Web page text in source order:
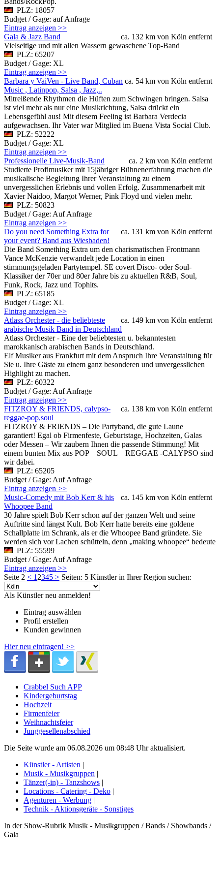
PLZ: 18057
Budget / Gage: auf Anfrage
Eintrag anzeigen >>
ca. 132 km von Köln entfernt
Gala & Jazz Band
Vielseitige und mit allen Wassern gewaschene Top-Band
PLZ: 65207
Budget / Gage: XL
Eintrag anzeigen >>
ca. 54 km von Köln entfernt
Barbara y VaiVen - Live Band, Cuban
Music , Latinpop, Salsa , Jazz,..
Mitreißende Rhythmen die Hüften zum Schwingen bringen. Salsa
ist viel mehr als nur eine Musikrichtung, Salsa drückt ein
Lebensgefühl aus! Mit diesem Feeling ist Barbara Verdecia
aufgewachsen. Ihr Vater war Mitglied im Buena Vista Social Club.
PLZ: 52222
Budget / Gage: XL
Eintrag anzeigen >>
ca. 2 km von Köln entfernt
Professionelle Live-Musik-Band
Studierte Profimusiker mit 15jähriger Bühnenerfahrung machen die
musikalische Begleitung Ihrer Veranstaltung zu einem
unvergesslichen Erlebnis und vollen Erfolg. Zusammenarbeit mit
Xavier Naidoo, Margot Werner, Pink Floyd und vielen mehr.
PLZ: 50823
Budget / Gage: Auf Anfrage
Eintrag anzeigen >>
ca. 131 km von Köln entfernt
Do you need Something Extra for
your event? Band aus Wiesbaden!
Die Band Something Extra um den charismatischen Frontmann
Vance McKenzie verwandelt jede Location in einen
stimmungsgeladen Partytempel. SE covert Disco- oder Soul-
Klassiker der 70er und 80er Jahre bis zu aktuellen R&B, Soul,
Funk, Rock, Jazz und Tophits.
PLZ: 65185
Budget / Gage: XL
Eintrag anzeigen >>
ca. 149 km von Köln entfernt
Atlass Orchester - die beliebteste
arabische Musik Band in Deutschland
Atlass Orchester - Eine der beliebtesten u. bekanntesten
marokkanisch arabischen Bands in Deutschland.
Elf Musiker aus Frankfurt mit dem Anspruch Ihre Veranstaltung für
Sie u. Ihre Gäste zu einem ganz besonderen und unvergesslichen
Highlight zu machen.
PLZ: 60322
Budget / Gage: Auf Anfrage
Eintrag anzeigen >>
ca. 138 km von Köln entfernt
FITZROY & FRIENDS, calypso-
reggae-pop,soul
FITZROY & FRIENDS – Die Partyband, die gute Laune
garantiert! Egal ob Firmenfeste, Geburtstage, Hochzeiten, Galas
oder Messen – Wir zaubern Ihnen die passende Stimmung! Mit
einem bunten Mix aus POP – SOUL – REGGAE -CALYPSO sind
wir dabei.
PLZ: 65205
Budget / Gage: Auf Anfrage
Eintrag anzeigen >>
ca. 145 km von Köln entfernt
Music-Comedy mit Bob Kerr & his
Whoopee Band
30 Jahre spielt Bob Kerr schon auf der ganzen Welt und seine
Auftritte sind längst Kult. Bob Kerr hatte bereits eine goldene
Schallplatte im Schrank, als er die Whoopee Band gründete. Sie
werden sich vor Lachen schütteln, denn „making whoopee“ bedeute
PLZ: 55599
Budget / Gage: Auf Anfrage
Eintrag anzeigen >>
Seite 2 < 1 2345 > Seiten: 5 Künstler in Ihrer Region suchen:
Als Künstler neu anmelden!
Eintrag auswählen
Profil erstellen
Kunden gewinnen
Hier neu eintragen! >>
Crabbel Such APP
Kindergeburtstag
Hochzeit
Firmenfeier
Weihnachtsfeier
Junggesellenabschied
Die Seite wurde am 06.08.2026 um 08:48 Uhr aktualisiert.
Künstler - Artisten |
Musik - Musikgruppen |
Tänzer(-in) - Tanzshows |
Locations - Catering - Deko |
Agenturen - Werbung |
Technik - Aktionsgeräte - Sonstiges
In der Show-Rubrik Musik - Musikgruppen / Bands / Showbands /
Gala